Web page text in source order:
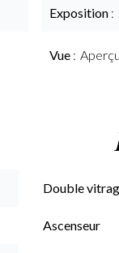
Exposition
Vue Aperçu
Double
Ascenseur